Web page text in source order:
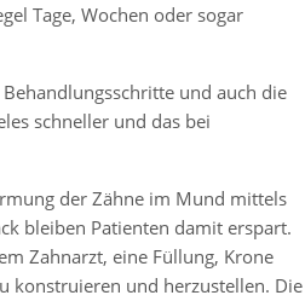
Tage, Wochen oder sogar
und auch die
schneller und das bei
der Zähne im Mund mittels
bleiben Patienten damit erspart.
Zahnarzt, eine Füllung, Krone
konstruieren und herzustellen. Die